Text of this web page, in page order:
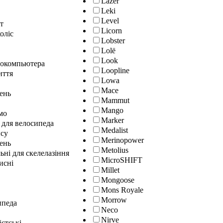
Leki
Level
Licorn
Lobster
Lolё
Look
Loopline
Lowa
Mace
Mammut
Mango
Marker
Medalist
Merinopower
Metolius
MicroSHIFT
Millet
Mongoose
Mons Royale
Morrow
Neco
Nirve
велосипеда
для скелелазіння